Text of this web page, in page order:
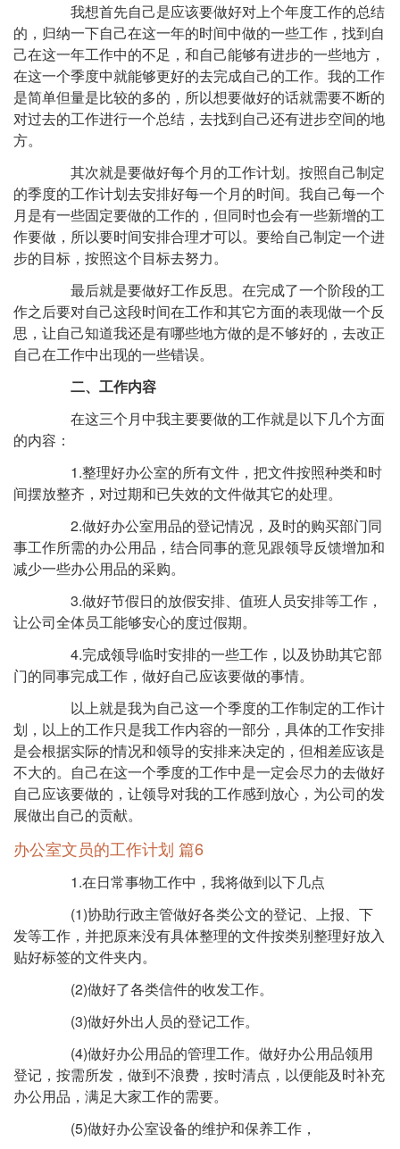
我想首先自己是应该要做好对上个年度工作的总结
的，归纳一下自己在这一年的时间中做的一些工作，找到自
己在这一年工作中的不足，和自己能够有进步的一些地方，
在这一个季度中就能够更好的去完成自己的工作。我的工作
是简单但量是比较的多的，所以想要做好的话就需要不断的
对过去的工作进行一个总结，去找到自己还有进步空间的地
方。
其次就是要做好每个月的工作计划。按照自己制定
的季度的工作计划去安排好每一个月的时间。我自己每一个
月是有一些固定要做的工作的，但同时也会有一些新增的工
作要做，所以要时间安排合理才可以。要给自己制定一个进
步的目标，按照这个目标去努力。
最后就是要做好工作反思。在完成了一个阶段的工
作之后要对自己这段时间在工作和其它方面的表现做一个反
思，让自己知道我还是有哪些地方做的是不够好的，去改正
自己在工作中出现的一些错误。
二、工作内容
在这三个月中我主要要做的工作就是以下几个方面
的内容：
1.整理好办公室的所有文件，把文件按照种类和时
间摆放整齐，对过期和已失效的文件做其它的处理。
2.做好办公室用品的登记情况，及时的购买部门同
事工作所需的办公用品，结合同事的意见跟领导反馈增加和
减少一些办公用品的采购。
3.做好节假日的放假安排、值班人员安排等工作，
让公司全体员工能够安心的度过假期。
4.完成领导临时安排的一些工作，以及协助其它部
门的同事完成工作，做好自己应该要做的事情。
以上就是我为自己这一个季度的工作制定的工作计
划，以上的工作只是我工作内容的一部分，具体的工作安排
是会根据实际的情况和领导的安排来决定的，但相差应该是
不大的。自己在这一个季度的工作中是一定会尽力的去做好
自己应该要做的，让领导对我的工作感到放心，为公司的发
展做出自己的贡献。
办公室文员的工作计划 篇6
1.在日常事物工作中，我将做到以下几点
(1)协助行政主管做好各类公文的登记、上报、下
发等工作，并把原来没有具体整理的文件按类别整理好放入
贴好标签的文件夹内。
(2)做好了各类信件的收发工作。
(3)做好外出人员的登记工作。
(4)做好办公用品的管理工作。做好办公用品领用
登记，按需所发，做到不浪费，按时清点，以便能及时补充
办公用品，满足大家工作的需要。
(5)做好办公室设备的维护和保养工作，